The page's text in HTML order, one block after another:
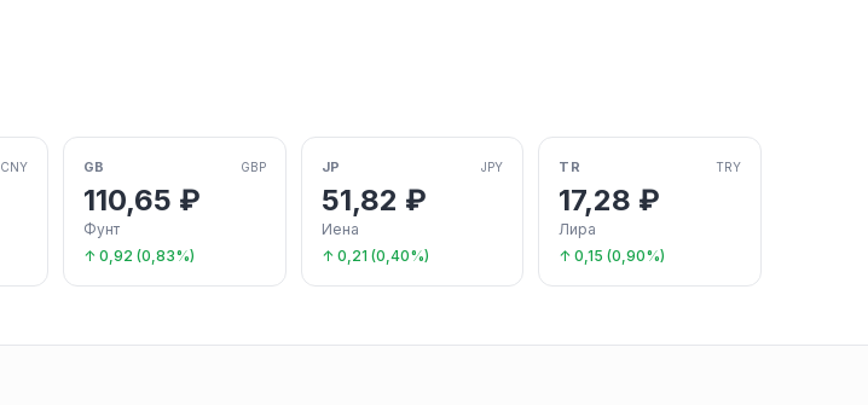
CNY GB GBP
110,65 ₽
Фунт
↑ 0,92 (0,83%)
JP JPY
51,82 ₽
Иена
↑ 0,21 (0,40%)
TR TRY
17,28 ₽
Лира
↑ 0,15 (0,90%)